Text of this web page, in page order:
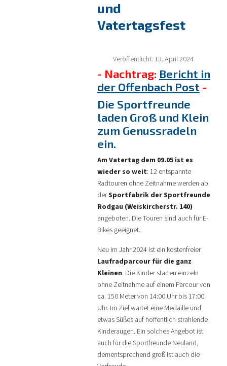
und
Vatertagsfest
Veröffentlicht: 13. April 2024
- Nachtrag: Bericht in
der Offenbach Post -
Die Sportfreunde
laden Groß und Klein
zum Genussradeln
ein.
Am Vatertag dem 09.05 ist es
wieder so weit: 12 entspannte
Radtouren ohne Zeitnahme werden ab
derSportfabrik der Sportfreunde
Rodgau (Weiskircherstr. 140)
angeboten. Die Touren sind auch für E-
Bikes geeignet.
Neu im Jahr 2024 ist ein kostenfreier
Laufradparcour für die ganz
Kleinen. Die Kinder starten einzeln
ohne Zeitnahme auf einem Parcour von
ca. 150 Meter von 14:00 Uhr bis 17:00
Uhr. Im Ziel wartet eine Medaille und
etwas Süßes auf hoffentlich strahlende
Kinderaugen. Ein solches Angebot ist
auch für die Sportfreunde Neuland,
dementsprechend groß ist auch die